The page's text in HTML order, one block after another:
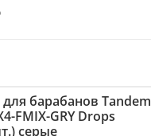
барабанов Tandem
FMIX-GRY Drops
серые